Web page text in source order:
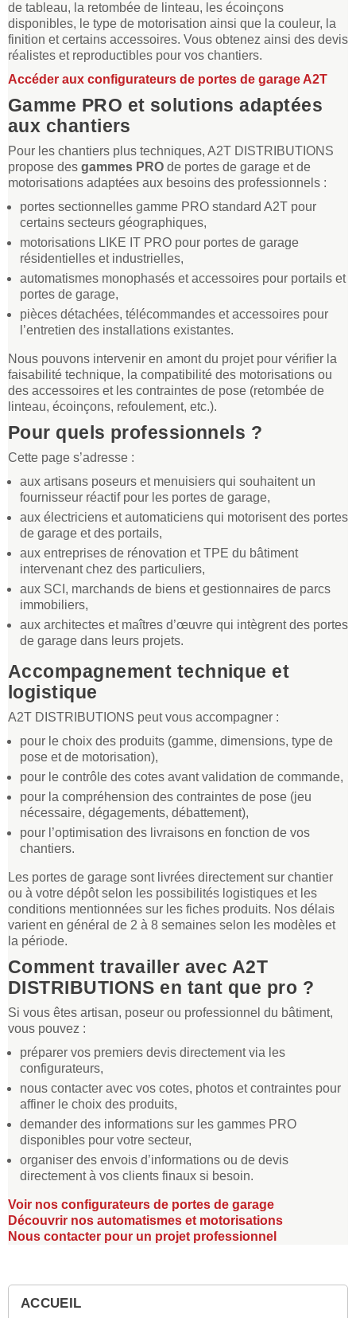
ACCUEIL
de tableau, la retombée de linteau, les écoinçons
disponibles, le type de motorisation ainsi que la couleur, la
finition et certains accessoires. Vous obtenez ainsi des devis
réalistes et reproductibles pour vos chantiers.
Accéder aux configurateurs de portes de garage A2T
Gamme PRO et solutions adaptées
aux chantiers
Pour les chantiers plus techniques, A2T DISTRIBUTIONS
propose des gammes PRO de portes de garage et de
motorisations adaptées aux besoins des professionnels :
portes sectionnelles gamme PRO standard A2T pour
certains secteurs géographiques,
motorisations LIKE IT PRO pour portes de garage
résidentielles et industrielles,
automatismes monophasés et accessoires pour portails et
portes de garage,
pièces détachées, télécommandes et accessoires pour
l’entretien des installations existantes.
Nous pouvons intervenir en amont du projet pour vérifier la
faisabilité technique, la compatibilité des motorisations ou
des accessoires et les contraintes de pose (retombée de
linteau, écoinçons, refoulement, etc.).
Pour quels professionnels ?
Cette page s’adresse :
aux artisans poseurs et menuisiers qui souhaitent un
fournisseur réactif pour les portes de garage,
aux électriciens et automaticiens qui motorisent des portes
de garage et des portails,
aux entreprises de rénovation et TPE du bâtiment
intervenant chez des particuliers,
aux SCI, marchands de biens et gestionnaires de parcs
immobiliers,
aux architectes et maîtres d’œuvre qui intègrent des portes
de garage dans leurs projets.
Accompagnement technique et
logistique
A2T DISTRIBUTIONS peut vous accompagner :
pour le choix des produits (gamme, dimensions, type de
pose et de motorisation),
pour le contrôle des cotes avant validation de commande,
pour la compréhension des contraintes de pose (jeu
nécessaire, dégagements, débattement),
pour l’optimisation des livraisons en fonction de vos
chantiers.
Les portes de garage sont livrées directement sur chantier
ou à votre dépôt selon les possibilités logistiques et les
conditions mentionnées sur les fiches produits. Nos délais
varient en général de 2 à 8 semaines selon les modèles et
la période.
Comment travailler avec A2T
DISTRIBUTIONS en tant que pro ?
Si vous êtes artisan, poseur ou professionnel du bâtiment,
vous pouvez :
préparer vos premiers devis directement via les
configurateurs,
nous contacter avec vos cotes, photos et contraintes pour
affiner le choix des produits,
demander des informations sur les gammes PRO
disponibles pour votre secteur,
organiser des envois d’informations ou de devis
directement à vos clients finaux si besoin.
Voir nos configurateurs de portes de garage
Découvrir nos automatismes et motorisations
Nous contacter pour un projet professionnel